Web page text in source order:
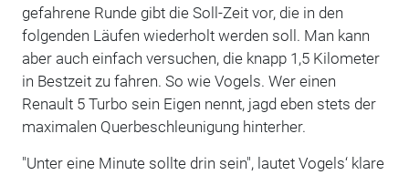
gefahrene Runde gibt die Soll-Zeit vor, die in den
folgenden Läufen wiederholt werden soll. Man kann
aber auch einfach versuchen, die knapp 1,5 Kilometer
in Bestzeit zu fahren. So wie Vogels. Wer einen
Renault 5 Turbo sein Eigen nennt, jagd eben stets der
maximalen Querbeschleunigung hinterher.
"Unter eine Minute sollte drin sein", lautet Vogels‘ klare